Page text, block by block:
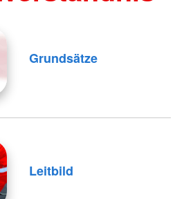
Grundsätze
Leitbild